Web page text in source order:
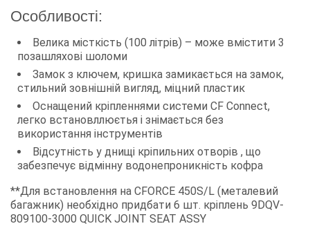
Особливості:
Велика місткість (100 літрів) – може вмістити 3
позашляхові шоломи
Замок з ключем, кришка замикається на замок,
стильний зовнішній вигляд, міцний пластик
Оснащений кріпленнями системи CF Connect,
легко встановллюєтья і знімається без
використання інструментів
Відсутність у днищі кріпильних отворів , що
забезпечує відмінну водонепроникність кофра
**Для встановлення на CFORCE 450S/L (металевий
багажник) необхідно придбати 6 шт. кріплень 9DQV-
809100-3000 QUICK JOINT SEAT ASSY